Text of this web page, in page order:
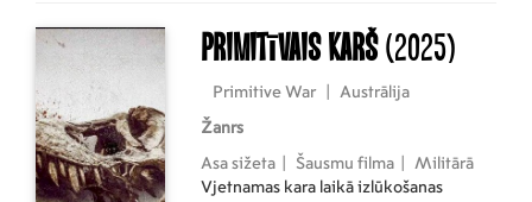
stiprinātu savu piesārņoto impēriju.
Primitīvais karš(2025)
Primitive War Austrālija
Žanrs
Asa sižeta Šausmu filma
Militārā
Vjetnamas kara laikā izlūkošanas